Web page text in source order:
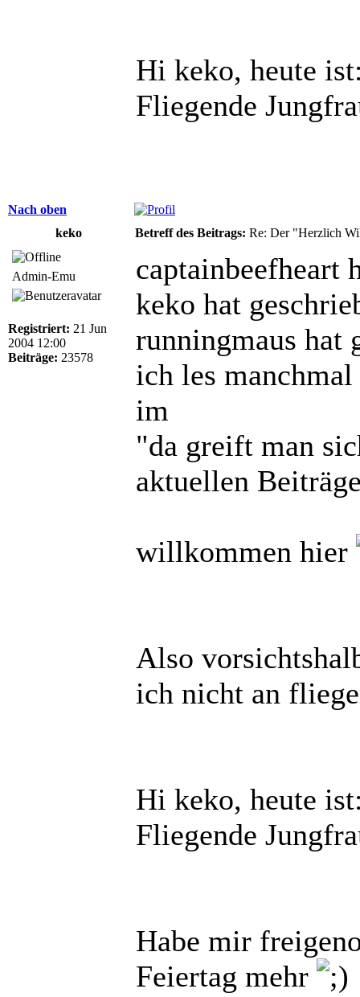
Hi keko, heute
Fliegende
Nach oben
keko
Betreff des Beitrags: Re: Der "Herzlich
Admin-Emu
Registriert: 21 Jun
2004 12:00
Beiträge: 23578
captainbeefheart
keko hat
runningmaus hat
ich les
im
"da greift man
aktuellen
willkommen hier
Also
ich nicht an
Hi keko, heute
Fliegende
Habe mir
Feiertag mehr